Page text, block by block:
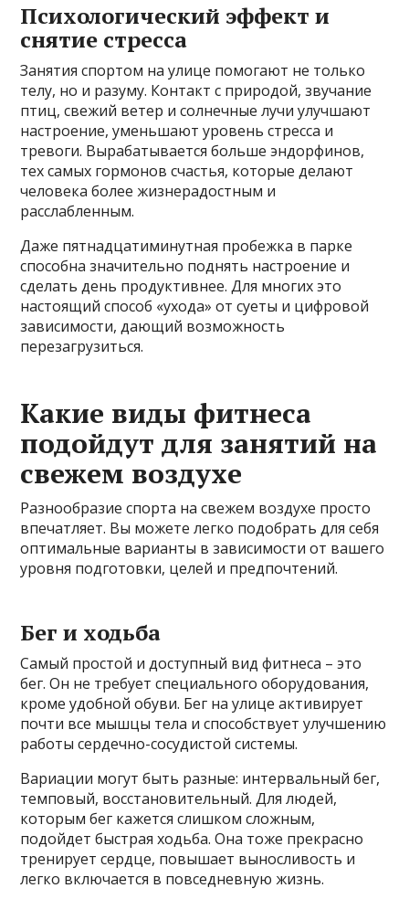
Психологический эффект и
снятие стресса
Занятия спортом на улице помогают не только
телу, но и разуму. Контакт с природой, звучание
птиц, свежий ветер и солнечные лучи улучшают
настроение, уменьшают уровень стресса и
тревоги. Вырабатывается больше эндорфинов,
тех самых гормонов счастья, которые делают
человека более жизнерадостным и
расслабленным.
Даже пятнадцатиминутная пробежка в парке
способна значительно поднять настроение и
сделать день продуктивнее. Для многих это
настоящий способ «ухода» от суеты и цифровой
зависимости, дающий возможность
перезагрузиться.
Какие виды фитнеса
подойдут для занятий на
свежем воздухе
Разнообразие спорта на свежем воздухе просто
впечатляет. Вы можете легко подобрать для себя
оптимальные варианты в зависимости от вашего
уровня подготовки, целей и предпочтений.
Бег и ходьба
Самый простой и доступный вид фитнеса – это
бег. Он не требует специального оборудования,
кроме удобной обуви. Бег на улице активирует
почти все мышцы тела и способствует улучшению
работы сердечно-сосудистой системы.
Вариации могут быть разные: интервальный бег,
темповый, восстановительный. Для людей,
которым бег кажется слишком сложным,
подойдет быстрая ходьба. Она тоже прекрасно
тренирует сердце, повышает выносливость и
легко включается в повседневную жизнь.